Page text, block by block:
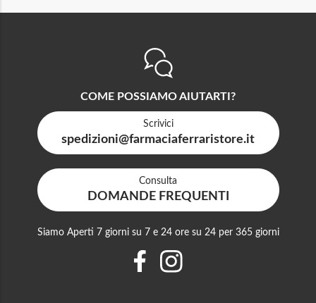
COME POSSIAMO AIUTARTI?
Scrivici
spedizioni@farmaciaferraristore.it
Consulta
DOMANDE FREQUENTI
Siamo Aperti 7 giorni su 7 e 24 ore su 24 per 365 giorni